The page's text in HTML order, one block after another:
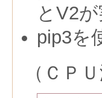
とV2が
pip3を
（ＣＰ